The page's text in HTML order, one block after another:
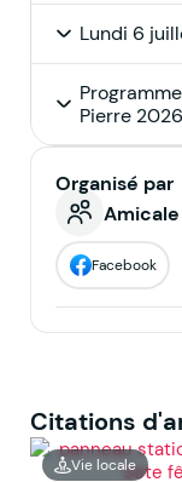
Lundi 6
Pierre 2026
Organisé par
Facebook
Citations
Vie locale